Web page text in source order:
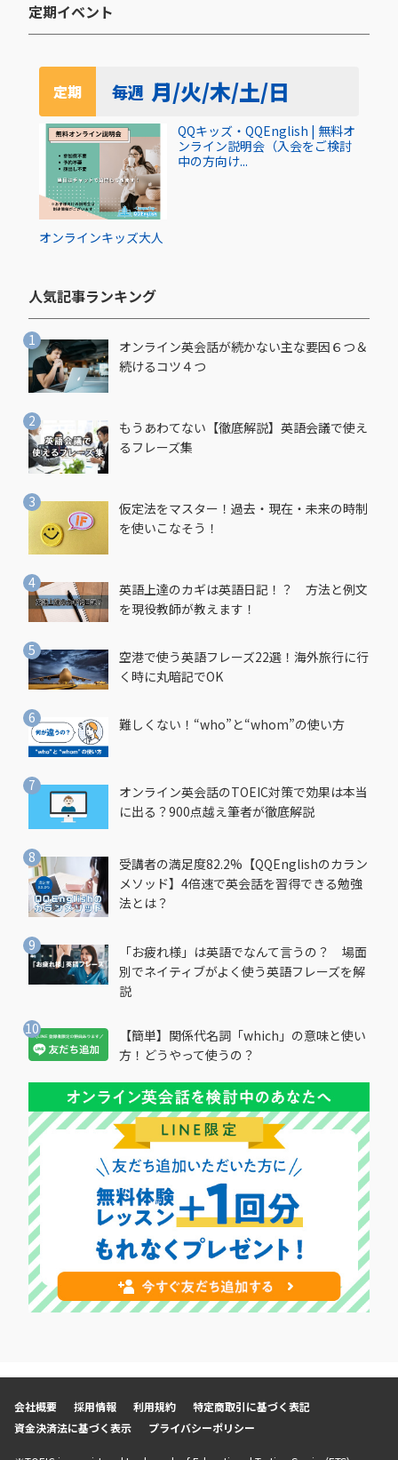
定期イベント​
定期 毎週 月/火/木/土/日
オンラインキッズ大人
QQキッズ・QQEnglish | 無料オ
ンライン説明会（入会をご検討
中の方向け...
人気記事ランキング​
オンライン英会話が続かない主な要因６つ＆
続けるコツ４つ
もうあわてない【徹底解説】英語会議で使え
るフレーズ集
仮定法をマスター！過去・現在・未来の時制
を使いこなそう！
英語上達のカギは英語日記！？ 方法と例文
を現役教師が教えます！
空港で使う英語フレーズ22選！海外旅行に行
く時に丸暗記でOK
難しくない！“who”と“whom”の使い方
オンライン英会話のTOEIC対策で効果は本当
に出る？900点越え筆者が徹底解説
受講者の満足度82.2%【QQEnglishのカラン
メソッド】4倍速で英会話を習得できる勉強
法とは？
「お疲れ様」は英語でなんて言うの？ 場面
別でネイティブがよく使う英語フレーズを解
説
【簡単】関係代名詞「which」の意味と使い
方！どうやって使うの？
会社概要 採用情報 利用規約
特定商取引に基づく表記
資金決済法に基づく表示
プライバシーポリシー